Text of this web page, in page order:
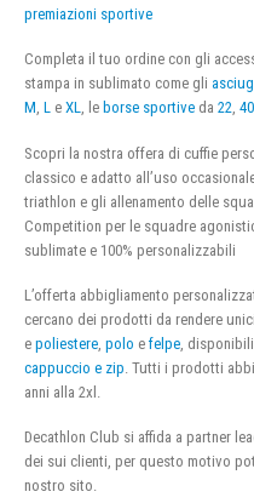
premiazioni sportive
Completa il tuo ordine con gli
stampa in sublimato come gli
M, L e XL, le borse sportive da 22, 40
Scopri la nostra offera di cuffie
classico e adatto all’uso
triathlon e gli allenamento delle
Competition per le squadre
sublimate e 100% personalizzabili
L’offerta abbigliamento
cercano dei prodotti da rendere
e poliestere polo e felpe ,
cappuccio e zip . Tutti i prodotti
anni alla 2xl.
Decathlon Club si affida a partner
dei sui clienti, per questo motivo
nostro sito.